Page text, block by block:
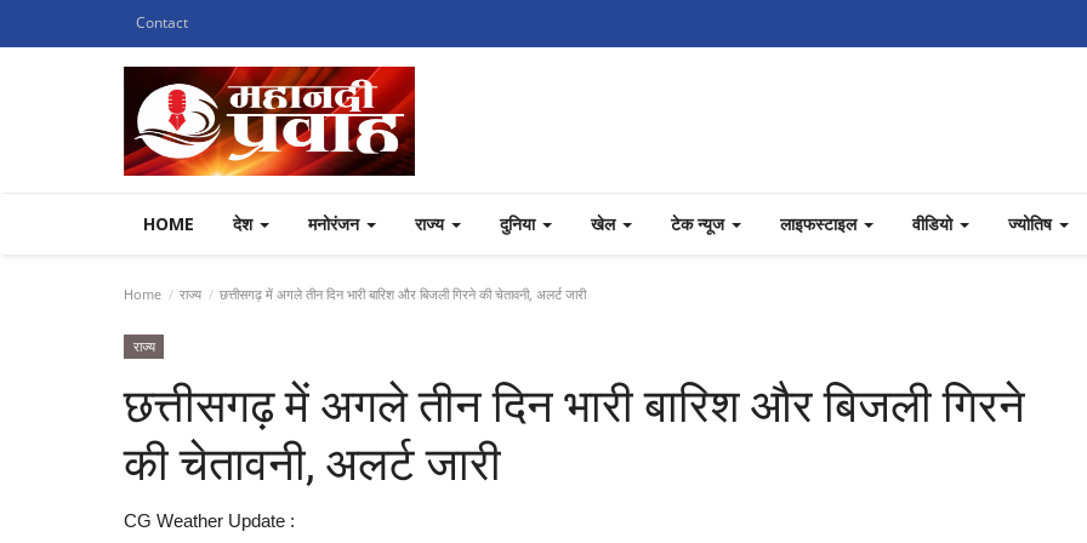
Contact
HOME देश मनोरंजन राज्य दुनिया खेल टेक न्यूज लाइफस्टाइल वीडियो ज्योतिष
Home राज्य छत्तीसगढ़ में अगले तीन दिन भारी बारिश और बिजली गिरने की चेतावनी, अलर्ट जारी
राज्य
छत्तीसगढ़ में अगले तीन दिन भारी बारिश और बिजली गिरने
की चेतावनी, अलर्ट जारी
CG Weather Update :